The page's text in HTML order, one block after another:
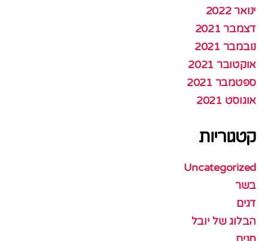
ינואר 2022
דצמבר 2021
נובמבר 2021
אוקטובר 2021
ספטמבר 2021
אוגוסט 2021
קטגוריות
Uncategorized
בשר
דגים
הבלוג של יובל